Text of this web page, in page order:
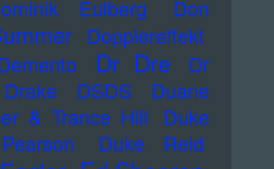
Eulberg
Don
Dopplereffekt
Dr Dre
Dr
Drake DSDS
Duane
& Trance Hill
Duke
Duke Reid